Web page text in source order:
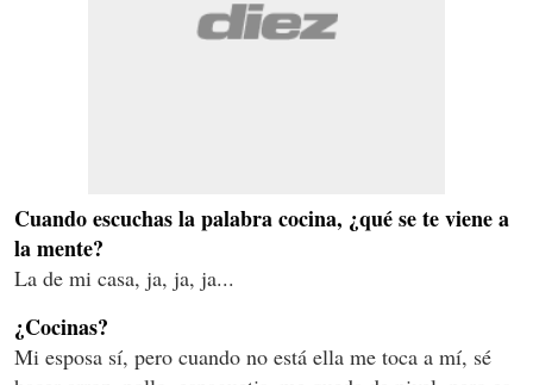
Cuando escuchas la palabra cocina, ¿qué se te viene a
la mente?
La de mi casa, ja, ja, ja...
¿Cocinas?
Mi esposa sí, pero cuando no está ella me toca a mí, sé